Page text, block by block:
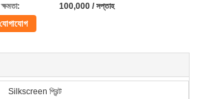
100,000 / সপ্তাহ
যোগাযোগ
Silkscreen প্রিন্ট